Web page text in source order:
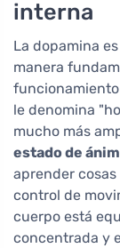
interna
La dopamina
manera
le denomina
mucho más
estado de
aprender
control de
cuerpo está
concentrada y